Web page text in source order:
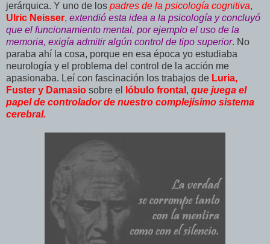
jerárquica. Y uno de los padres de la psicología cognitiva,
Ulric Neisser, extendió esta idea a la psicología y concluyó
que el funcionamiento mental, por ejemplo el uso de la
memoria, exigía admitir algún control de tipo superior. No
paraba ahí la cosa, porque en esa época yo estudiaba
neurología y el problema del control de la acción me
apasionaba. Leí con fascinación los trabajos de Luria,
Fuster y Damasio sobre el lóbulo frontal , que juega el
papel de controlador de nuestro complejísimo sistema
cerebral.